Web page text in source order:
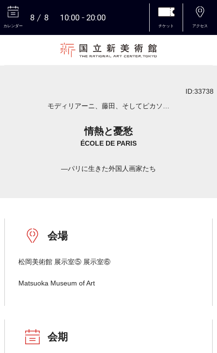
カレンダー
8 8 10:00 20:00
チケット アクセス
ID:33738
モディリアーニ、藤田、そしてピカソ…
情熱と憂愁
ÉCOLE DE PARIS
―パリに生きた外国人画家たち
会場
松岡美術館 展示室⑤ 展示室⑥
Matsuoka Museum of Art
会期